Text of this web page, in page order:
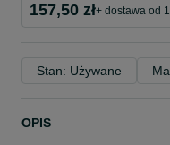
157,50 zł+ dostawa od
Stan: Używane
OPIS